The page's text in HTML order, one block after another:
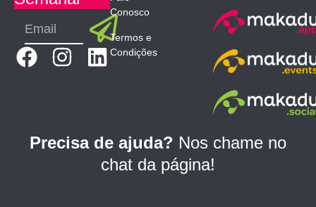
Email Submit
F
b
I
a
L
e
d
Conosco
Termos e
Condições
Precisa de ajuda? Nos chame no
chat da página!